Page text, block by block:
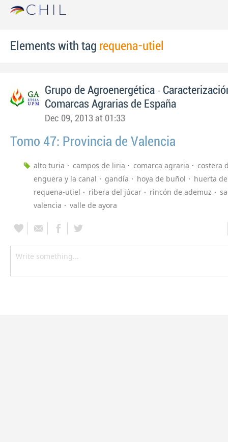
Elements with tag requena-utiel
Grupo de Agroenergética -
Comarcas Agrarias de España
Dec 09, 2013 at 01:33
Tomo 47: Provincia de Valencia
alto turia campos de liria comarca agraria
costera
enguera y la canal
gandía hoya de buñol
huerta
requena-utiel
ribera del júcar rincón de ademuz
valencia
valle de ayora